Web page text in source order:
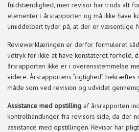
fuldstændighed, men revisor har trods alt
elementer i årsrapporten og må ikke have
umiddelbart tyder på, at der er væsentlige
Reviewerklæringen er derfor formuleret
udtryk for ikke at have konstateret forhold,
årsrapporten ikke er i overensstemmelse
videre. Årsrapportens ”rigtighed” bekræftes
måde som ved revision og udvidet
Assistance med opstilling af årsrapporten
kontrolhandlinger fra revisors side, da der
assistance med opstillingen. Revisor har